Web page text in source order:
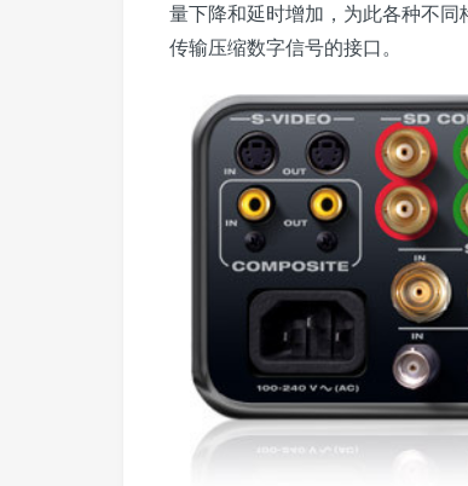
量下降和延时增加，为此各种不
传输压缩数字信号的接口。